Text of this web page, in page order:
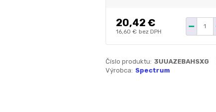
20,42 €
16,60 € bez DPH
Číslo produktu: 3UUAZEBAHSXG
Výrobca: Spectrum